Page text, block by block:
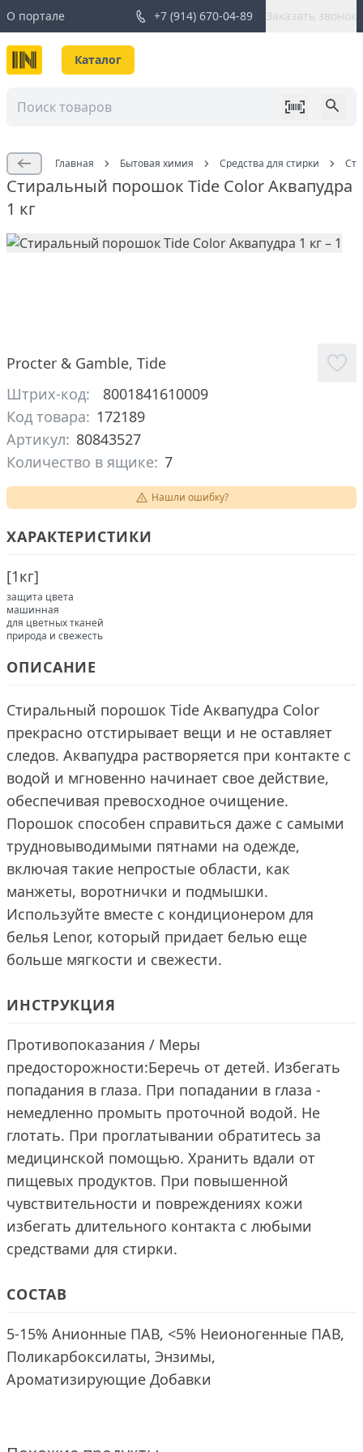
О портале +7 (914) 670-04-89 Заказать звонок
Каталог
Главная Бытовая химия Средства для стирки
Стиральный порошок Tide Color Аквапудра
1 кг
Procter & Gamble, Tide
Штрих-код:
8001841610009
Код товара: 172189
Артикул: 80843527
Количество в ящике: 7
Нашли ошибку?
ХАРАКТЕРИСТИКИ
[1кг]
защита цвета
машинная
для цветных тканей
природа и свежесть
ОПИСАНИЕ
Стиральный порошок Tide Аквапудра Color
прекрасно отстирывает вещи и не оставляет
следов. Аквапудра растворяется при контакте с
водой и мгновенно начинает свое действие,
обеспечивая превосходное очищение.
Порошок способен справиться даже с самыми
трудновыводимыми пятнами на одежде,
включая такие непростые области, как
манжеты, воротнички и подмышки.
Используйте вместе с кондиционером для
белья Lenor, который придает белью еще
больше мягкости и свежести.
ИНСТРУКЦИЯ
Противопоказания / Меры
предосторожности:Беречь от детей. Избегать
попадания в глаза. При попадании в глаза -
немедленно промыть проточной водой. Не
глотать. При проглатывании обратитесь за
медицинской помощью. Хранить вдали от
пищевых продуктов. При повышенной
чувствительности и повреждениях кожи
избегать длительного контакта с любыми
средствами для стирки.
СОСТАВ
5-15% Анионные ПАВ, <5% Неионогенные ПАВ,
Поликарбоксилаты, Энзимы,
Ароматизирующие Добавки